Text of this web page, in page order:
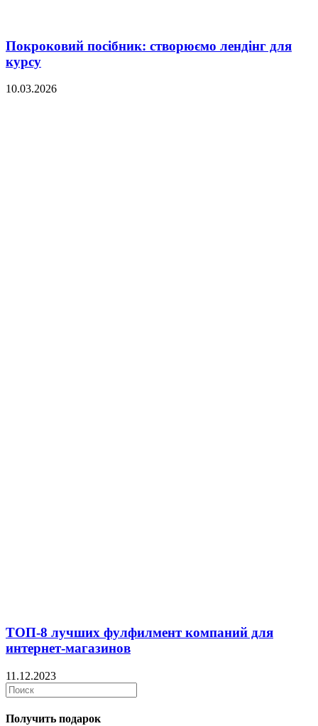
Покроковий посібник: створюємо лендінг для
курсу
10.03.2026
ТОП-8 лучших фулфилмент компаний для
интернет-магазинов
11.12.2023
Получить подарок